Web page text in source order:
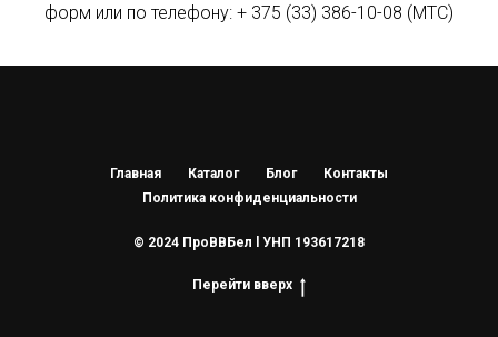
форм или по телефону: + 375 (33) 386-10-08 (МТС)
Главная Каталог Блог
Контакты
Политика конфиденциальности
© 2024 ПроВВБел l УНП 193617218
Перейти вверх